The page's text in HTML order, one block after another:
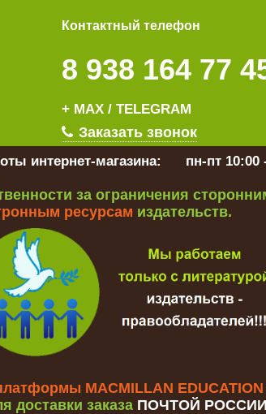
Контактный телефон
8 938 164 77
+ MAX / TELEGRAM
Заказать звонок
интернет-магазина: пн-пт
за ограничения
ресурсам издательств.
MACMILLAN EDUCATION
доставки заказа ПОЧТОЙ РОССИИ